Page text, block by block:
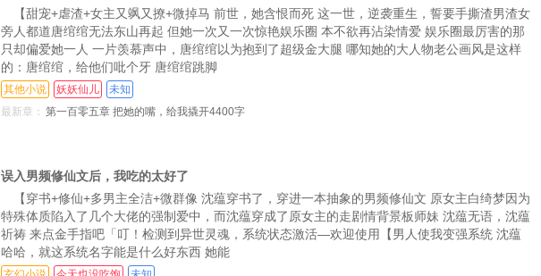
【甜宠+虐渣+女主又飒又撩+微掉马 前世，她含恨而死 这一世，逆袭重生，誓要手撕渣男渣女
旁人都道唐绾绾无法东山再起 但她一次又一次惊艳娱乐圈 本不欲再沾染情爱 娱乐圈最厉害的那
只却偏爱她一人 一片羡慕声中，唐绾绾以为抱到了超级金大腿 哪知她的大人物老公画风是这样
的：唐绾绾，给他们吡个牙 唐绾绾跳脚
其他小说 妖妖仙儿
未知
最新章： 第一百零五章 把她的嘴，给我撬开4400字
误入男频修仙文后，我吃的太好了
【穿书+修仙+多男主全洁+微群像 沈蕴穿书了，穿进一本抽象的男频修仙文 原女主白绮梦因为
特殊体质陷入了几个大佬的强制爱中，而沈蕴穿成了原女主的走剧情背景板师妹 沈蕴无语，沈蕴
祈祷 来点金手指吧「叮！检测到异世灵魂，系统状态激活—欢迎使用【男人使我变强系统 沈蕴
哈哈，就这系统名字能是什么好东西 她能